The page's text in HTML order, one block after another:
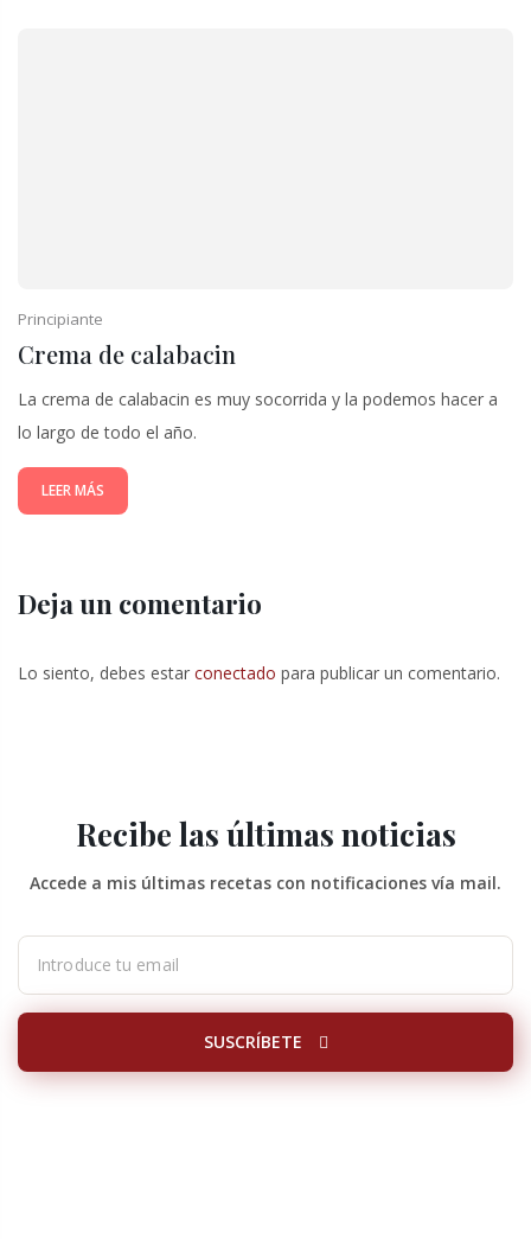
Principiante
Crema de calabacin
La crema de calabacin es muy socorrida y la podemos hacer a
lo largo de todo el año.
LEER MÁS
Deja un comentario
Lo siento, debes estar conectado para publicar un comentario.
Recibe las últimas noticias
Accede a mis últimas recetas con notificaciones vía mail.
SUSCRÍBETE